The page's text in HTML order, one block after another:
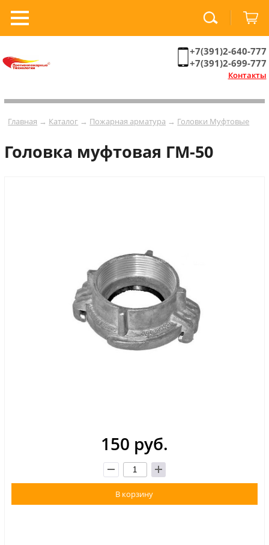
+7(391)2-640-777
+7(391)2-699-777
Контакты
Главная → Каталог → Пожарная арматура → Головки Муфтовые
Головка муфтовая ГМ-50
150 руб.
В корзину